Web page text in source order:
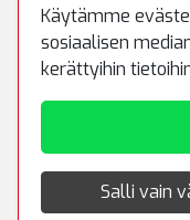
Hakamäenkuja 7
01510 Vantaa
Käytämme
sosiaalisen
kerättyihin
Salli vain